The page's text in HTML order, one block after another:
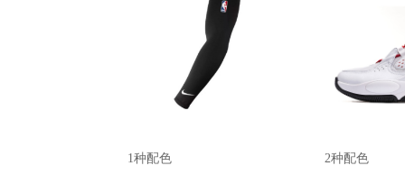
1种配色 2种配色